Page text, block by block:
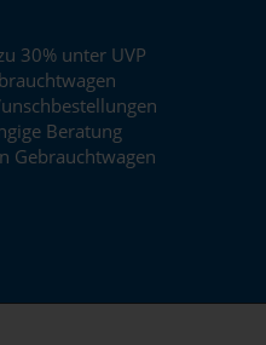
30% unter UVP
Beratung
Gebrauchtwagen